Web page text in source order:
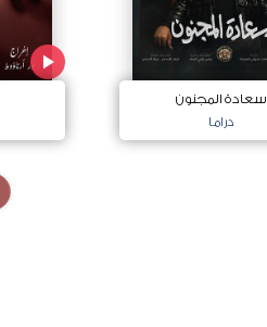
سعادة المجنون
دراما